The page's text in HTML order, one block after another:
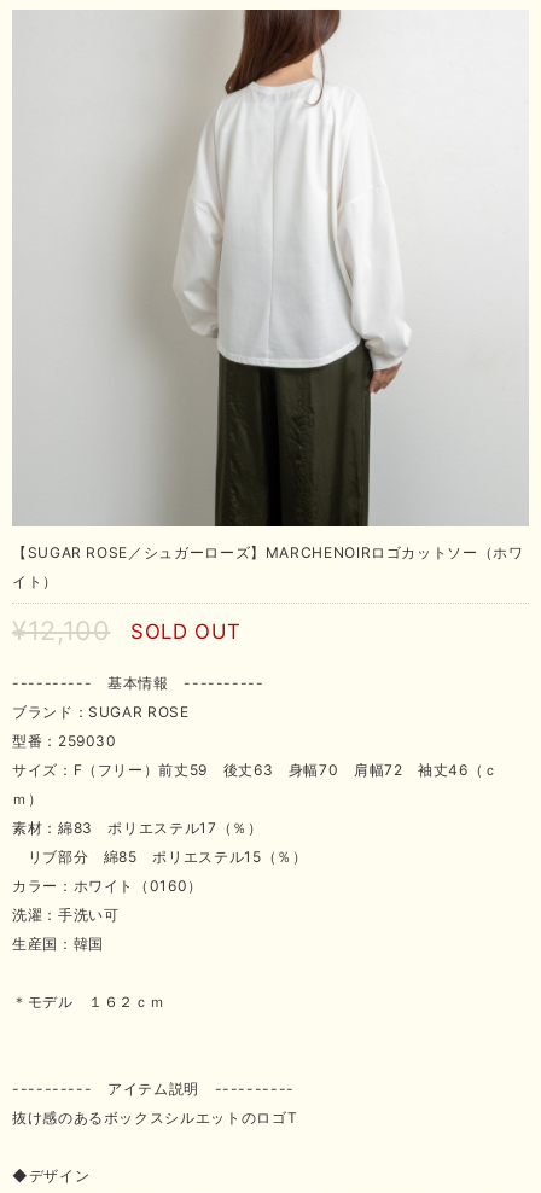
【SUGAR ROSE／シュガーローズ】MARCHENOIRロゴカットソー（ホワ
イト）
¥12,100 SOLD OUT
---------- 基本情報 ----------
ブランド：SUGAR ROSE
型番：259030
サイズ：F（フリー）前丈59 後丈63 身幅70 肩幅72 袖丈46（ｃ
ｍ）
素材：綿83 ポリエステル17（％）
リブ部分 綿85 ポリエステル15（％）
カラー：ホワイト（0160）
洗濯：手洗い可
生産国：韓国
＊モデル １６２ｃｍ
---------- アイテム説明 ----------
抜け感のあるボックスシルエットのロゴT
◆デザイン